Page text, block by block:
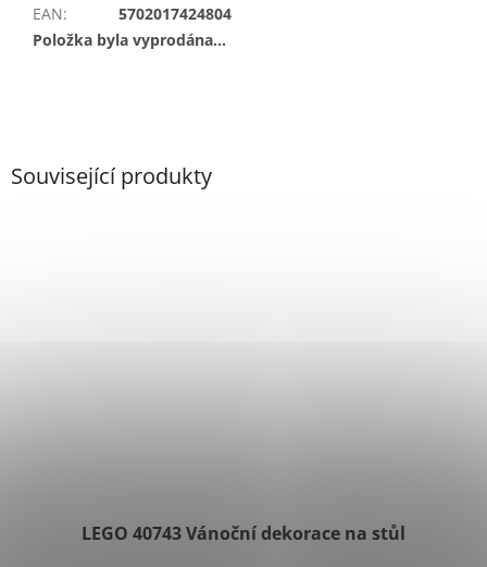
Související produkty
LEGO 40743 Vánoční dekorace na stůl
EAN:
5702017424804
Položka byla vyprodána…